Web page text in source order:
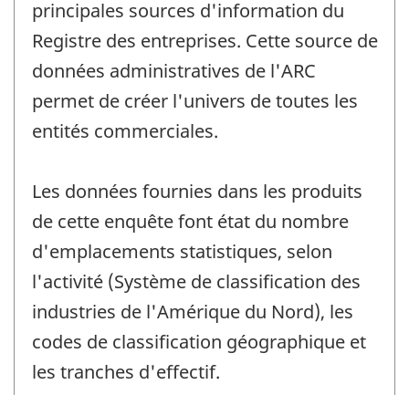
principales sources d'information du
Registre des entreprises. Cette source de
données administratives de l'ARC
permet de créer l'univers de toutes les
entités commerciales.
Les données fournies dans les produits
de cette enquête font état du nombre
d'emplacements statistiques, selon
l'activité (Système de classification des
industries de l'Amérique du Nord), les
codes de classification géographique et
les tranches d'effectif.